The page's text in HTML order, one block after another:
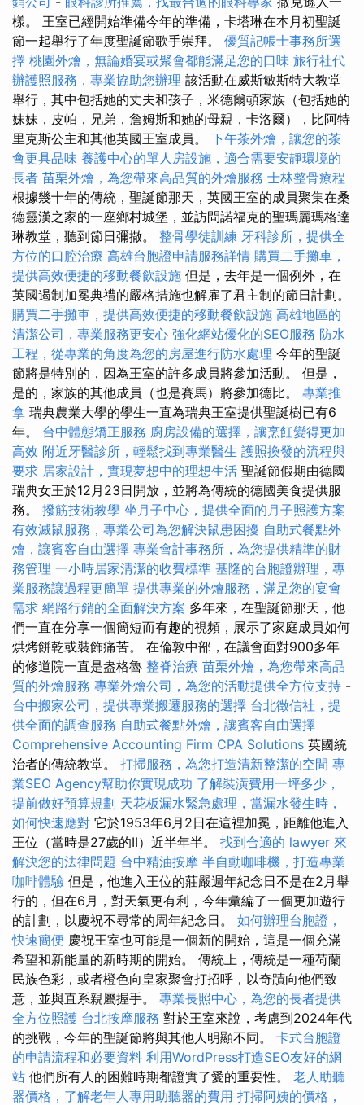
樣。 王室已經開始準備今年的準備，卡塔琳在本月初聖誕
節一起舉行了年度聖誕節歌手崇拜。 優質記帳士事務所選
擇 桃園外燴，無論婚宴或聚會都能滿足您的口味 旅行社代
辦護照服務，專業協助您辦理 該活動在威斯敏斯特大教堂
舉行，其中包括她的丈夫和孩子，米德爾頓家族（包括她的
妹妹，皮帕，兄弟，詹姆斯和她的母親，卡洛爾），比阿特
里克斯公主和其他英國王室成員。 下午茶外燴，讓您的茶
會更具品味 養護中心的單人房設施，適合需要安靜環境的
長者 苗栗外燴，為您帶來高品質的外燴服務 士林整骨療程
根據幾十年的傳統，聖誕節那天，英國王室的成員聚集在桑
德靈漢之家的一座鄉村城堡，並訪問諾福克的聖瑪麗瑪格達
琳教堂，聽到節日彌撒。 整骨學徒訓練 牙科診所，提供全
方位的口腔治療 高雄台胞證申請服務詳情 購買二手攤車，
提供高效便捷的移動餐飲設施 但是，去年是一個例外，在
英國遏制加冕典禮的嚴格措施也解雇了君主制的節日計劃。
購買二手攤車，提供高效便捷的移動餐飲設施 高雄地區的
清潔公司，專業服務更安心 強化網站優化的SEO服務 防水
工程，從專業的角度為您的房屋進行防水處理 今年的聖誕
節將是特別的，因為王室的許多成員將參加活動。 但是，
是的，家族的其他成員（也是賽馬）將參加德比。 專業推
拿 瑞典農業大學的學生一直為瑞典王室提供聖誕樹已有6
年。 台中體態矯正服務 廚房設備的選擇，讓烹飪變得更加
高效 附近牙醫診所，輕鬆找到專業醫生 護照換發的流程與
要求 居家設計，實現夢想中的理想生活 聖誕節假期由德國
瑞典女王於12月23日開放，並將為傳統的德國美食提供服
務。 撥筋技術教學 坐月子中心，提供全面的月子照護方案
有效滅鼠服務，專業公司為您解決鼠患困擾 自助式餐點外
燴，讓賓客自由選擇 專業會計事務所，為您提供精準的財
務管理 一小時居家清潔的收費標準 基隆的台胞證辦理，專
業服務讓過程更簡單 提供專業的外燴服務，滿足您的宴會
需求 網路行銷的全面解決方案 多年來，在聖誕節那天，他
們一直在分享一個簡短而有趣的視頻，展示了家庭成員如何
烘烤餅乾或裝飾痛苦。 在倫敦中部，在議會面對900多年
的修道院一直是盎格魯 整脊治療 苗栗外燴，為您帶來高品
質的外燴服務 專業外燴公司，為您的活動提供全方位支持 -
台中搬家公司，提供專業搬遷服務的選擇 台北徵信社，提
供全面的調查服務 自助式餐點外燴，讓賓客自由選擇
Comprehensive Accounting Firm CPA Solutions 英國統
治者的傳統教堂。 打掃服務，為您打造清新整潔的空間 專
業SEO Agency幫助你實現成功 了解裝潢費用一坪多少，
提前做好預算規劃 天花板漏水緊急處理，當漏水發生時，
如何快速應對 它於1953年6月2日在這裡加冕，距離他進入
王位（當時是27歲的II）近半年半。 找到合適的 lawyer 來
解決您的法律問題 台中精油按摩 半自動咖啡機，打造專業
咖啡體驗 但是，他進入王位的莊嚴週年紀念日不是在2月舉
行的，但在6月，對天氣更有利，今年彙編了一個更加遊行
的計劃，以慶祝不尋常的周年紀念日。 如何辦理台胞證，
快速簡便 慶祝王室也可能是一個新的開始，這是一個充滿
希望和新能量的新時期的開始。 傳統上，傳統是一種荷蘭
民族色彩，或者橙色向皇家聚會打招呼，以奇蹟向他們致
意，並與直系親屬握手。 專業長照中心，為您的長者提供
全方位照護 台北按摩服務 對於王室來說，考慮到2024年代
的挑戰，今年的聖誕節將與其他人明顯不同。 卡式台胞證
的申請流程和必要資料 利用WordPress打造SEO友好的網
站 他們所有人的困難時期都證實了愛的重要性。 老人助聽
器價格，了解老年人專用助聽器的費用 打掃阿姨的價格，